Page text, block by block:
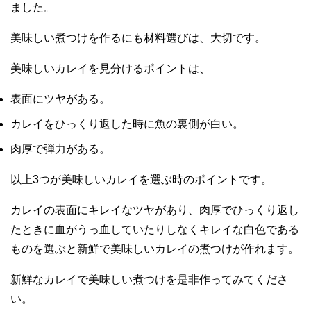
ました。
美味しい煮つけを作るにも材料選びは、大切です。
美味しいカレイを見分けるポイントは、
表面にツヤがある。
カレイをひっくり返した時に魚の裏側が白い。
肉厚で弾力がある。
以上3つが美味しいカレイを選ぶ時のポイントです。
カレイの表面にキレイなツヤがあり、肉厚でひっくり返し
たときに血がうっ血していたりしなくキレイな白色である
ものを選ぶと新鮮で美味しいカレイの煮つけが作れます。
新鮮なカレイで美味しい煮つけを是非作ってみてくださ
い。